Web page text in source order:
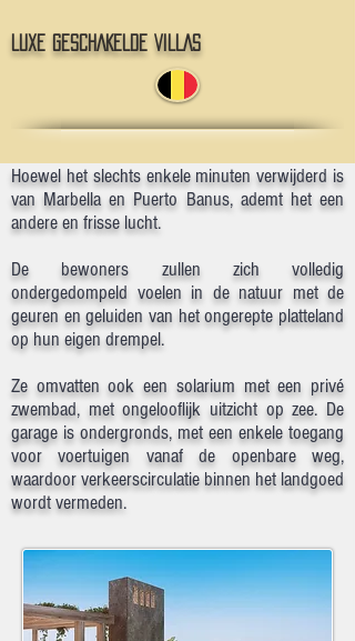
LUXE GESCHAKELDE VILLAS
Hoewel het slechts enkele minuten verwijderd is
van Marbella en Puerto Banus, ademt het een
andere en frisse lucht.
De bewoners zullen zich volledig
ondergedompeld voelen in de natuur met de
geuren en geluiden van het ongerepte platteland
op hun eigen drempel.
Ze omvatten ook een solarium met een privé
zwembad, met ongelooflijk uitzicht op zee. De
garage is ondergronds, met een enkele toegang
voor voertuigen vanaf de openbare weg,
waardoor verkeerscirculatie binnen het landgoed
wordt vermeden.